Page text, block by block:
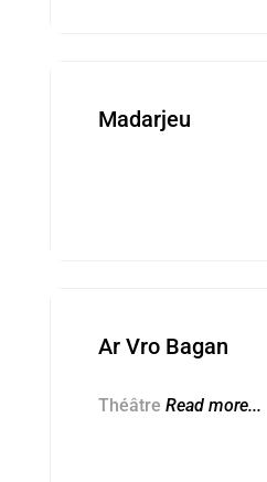
Madarjeu
Ar Vro Bagan
ThéâtreRead more...